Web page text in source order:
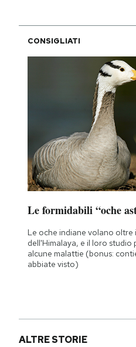
CONSIGLIATI
Le formidabili “oche
Le oche indiane volano oltre
dell'Himalaya, e il loro
alcune malattie (bonus:
abbiate visto)
ALTRE STORIE